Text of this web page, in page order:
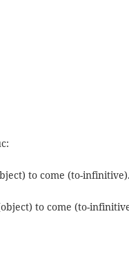
to come (to-infinitive).
to come (to-